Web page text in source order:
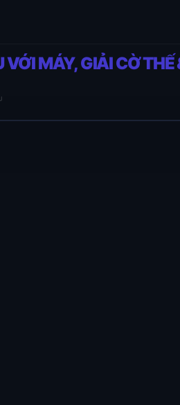
VỚI MÁY, GIẢI CỜ THẾ